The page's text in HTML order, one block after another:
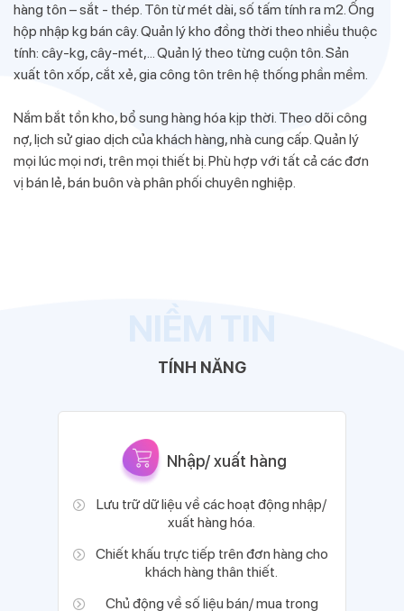
hàng tôn – sắt - thép. Tôn từ mét dài, số tấm tính ra m2. Ống
hộp nhập kg bán cây. Quản lý kho đồng thời theo nhiều thuộc
tính: cây-kg, cây-mét,... Quản lý theo từng cuộn tôn. Sản
xuất tôn xốp, cắt xẻ, gia công tôn trên hệ thống phần mềm.
Nắm bắt tồn kho, bổ sung hàng hóa kịp thời. Theo dõi công
nợ, lịch sử giao dịch của khách hàng, nhà cung cấp. Quản lý
mọi lúc mọi nơi, trên mọi thiết bị. Phù hợp với tất cả các đơn
vị bán lẻ, bán buôn và phân phối chuyên nghiệp.
TÍNH NĂNG
Nhập/ xuất hàng
Lưu trữ dữ liệu về các hoạt động nhập/
xuất hàng hóa.
Chiết khấu trực tiếp trên đơn hàng cho
khách hàng thân thiết.
Chủ động về số liệu bán/ mua trong